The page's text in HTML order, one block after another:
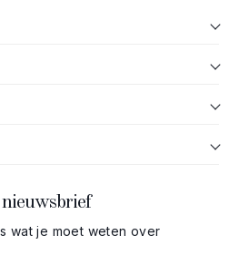
wat je moet weten over